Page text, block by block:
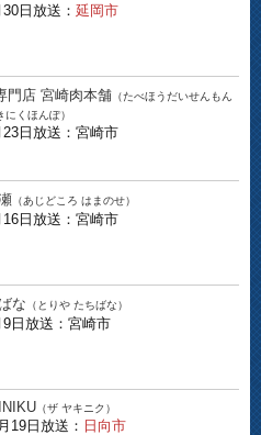
日放送： 延岡市
門店 宮崎肉本舗 （たべほうだいせんもん
くほんぽ）
23日放送：宮崎市
（あじどころ はまのせ）
16日放送：宮崎市
な （とりや たちばな）
9日放送：宮崎市
（ザ ヤキニク）
19日放送： 日向市